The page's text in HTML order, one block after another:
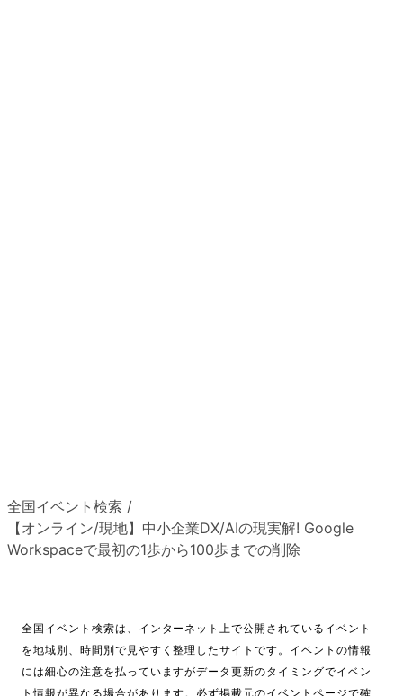
全国イベント検索 /
【オンライン/現地】中小企業DX/AIの現実解! Google
Workspaceで最初の1歩から100歩までの削除
全国イベント検索は、インターネット上で公開されているイベント
を地域別、時間別で見やすく整理したサイトです。イベントの情報
には細心の注意を払っていますがデータ更新のタイミングでイベン
ト情報が異なる場合があります。必ず掲載元のイベントページで確